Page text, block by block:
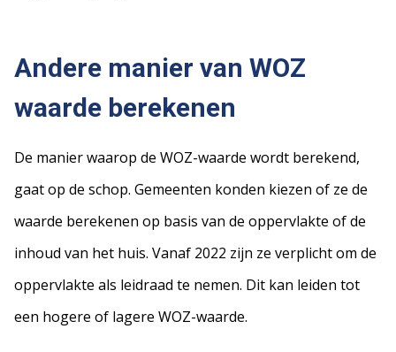
Andere manier van WOZ
waarde berekenen
De manier waarop de WOZ-waarde wordt berekend,
gaat op de schop. Gemeenten konden kiezen of ze de
waarde berekenen op basis van de oppervlakte of de
inhoud van het huis. Vanaf 2022 zijn ze verplicht om de
oppervlakte als leidraad te nemen. Dit kan leiden tot
een hogere of lagere WOZ-waarde.